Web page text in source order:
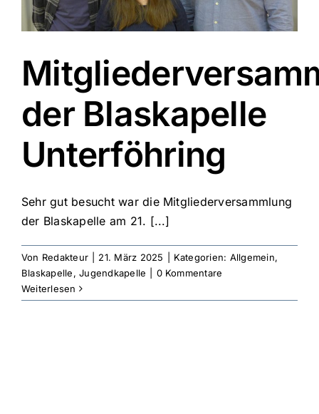
der Blaskapelle
Unterföhring
Sehr gut besucht war die Mitgliederversammlung
der Blaskapelle am 21. [...]
Von Redakteur 21. März 2025 Kategorien: Allgemein,
Blaskapelle,Jugendkapelle
0 Kommentare
Weiterlesen